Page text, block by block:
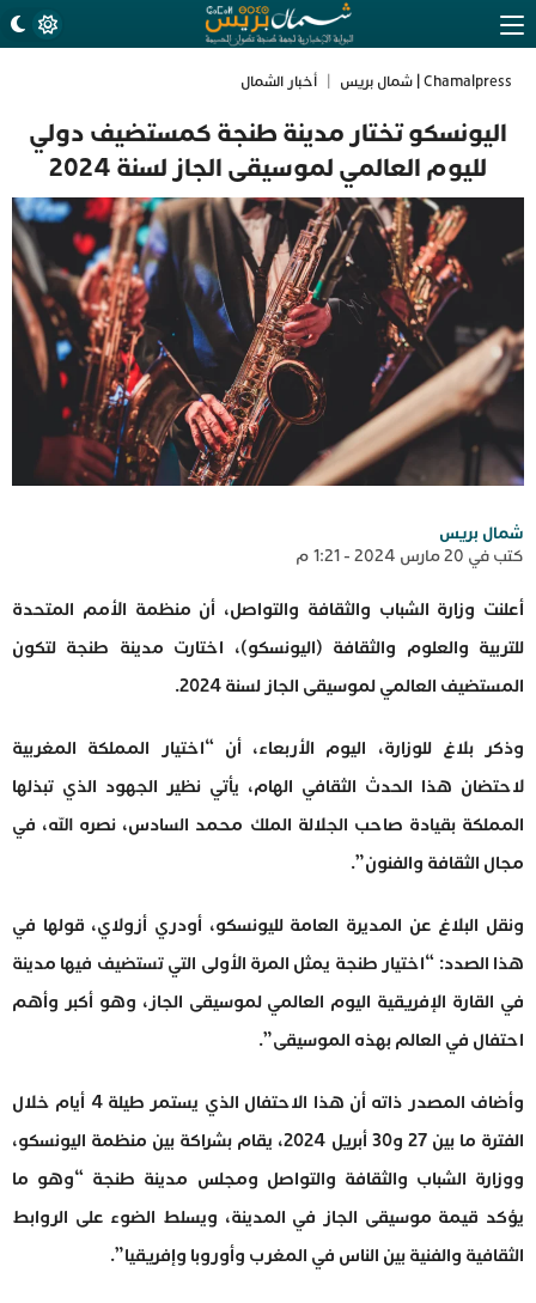
Chamalpress | شمال بريس أخبار الشمال
اليونسكو تختار مدينة طنجة كمستضيف دولي
لليوم العالمي لموسيقى الجاز لسنة 2024
شمال بريس
كتب في 20 مارس 2024 - 1:21 م
أعلنت وزارة الشباب والثقافة والتواصل، أن منظمة الأمم المتحدة
للتربية والعلوم والثقافة (اليونسكو)، اختارت مدينة طنجة لتكون
المستضيف العالمي لموسيقى الجاز لسنة 2024.
وذكر بلاغ للوزارة، اليوم الأربعاء، أن “اختيار المملكة المغربية
لاحتضان هذا الحدث الثقافي الهام، يأتي نظير الجهود الذي تبذلها
المملكة بقيادة صاحب الجلالة الملك محمد السادس، نصره الله، في
مجال الثقافة والفنون”.
ونقل البلاغ عن المديرة العامة لليونسكو، أودري أزولاي، قولها في
هذا الصدد: “اختيار طنجة يمثل المرة الأولى التي تستضيف فيها مدينة
في القارة الإفريقية اليوم العالمي لموسيقى الجاز، وهو أكبر وأهم
احتفال في العالم بهذه الموسيقى”.
وأضاف المصدر ذاته أن هذا الاحتفال الذي يستمر طيلة 4 أيام خلال
الفترة ما بين 27 و30 أبريل 2024، يقام بشراكة بين منظمة اليونسكو،
ووزارة الشباب والثقافة والتواصل ومجلس مدينة طنجة “وهو ما
يؤكد قيمة موسيقى الجاز في المدينة، ويسلط الضوء على الروابط
الثقافية والفنية بين الناس في المغرب وأوروبا وإفريقيا”.